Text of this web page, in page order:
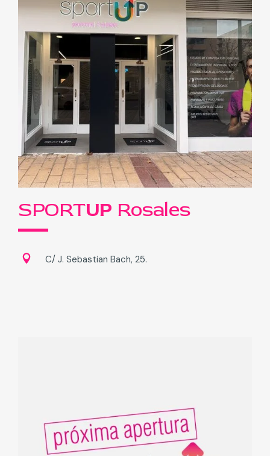
SPORTUP Rosales
C/ J. Sebastian Bach, 25.